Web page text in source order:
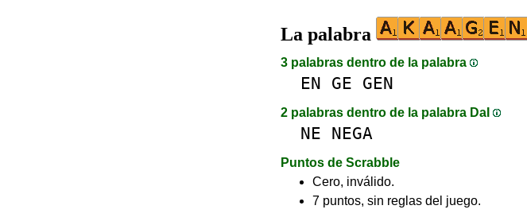
La palabra
3 palabras dentro de la palabra
EN GE GEN
2 palabras dentro de la palabra DaI
NE NEGA
Puntos de Scrabble
Cero, inválido.
7 puntos, sin reglas del juego.